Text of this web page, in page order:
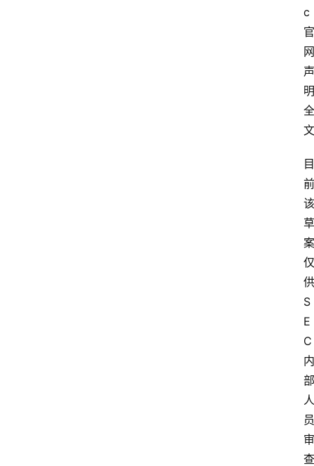
c
官
网
声
明
全
文
目
前
该
草
案
仅
供
S
E
C
内
部
人
员
审
查